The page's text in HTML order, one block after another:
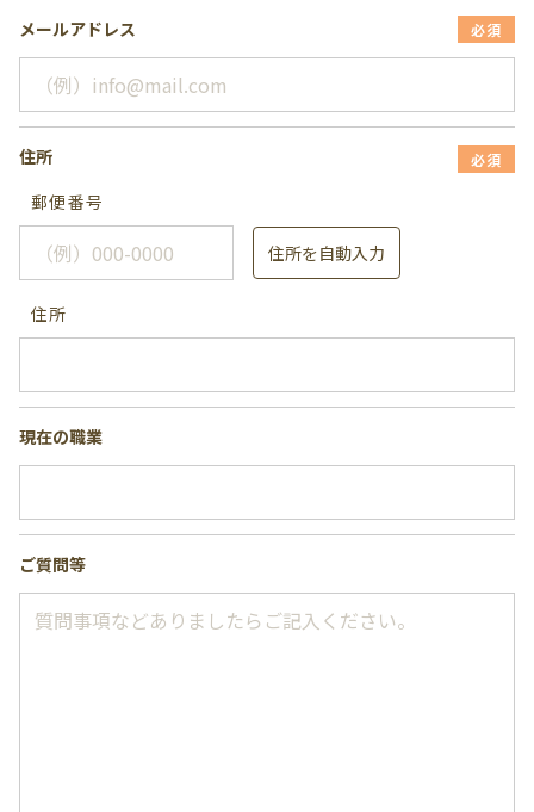
メールアドレス 必須
住所 必須
郵便番号
住所を自動入力
住所
現在の職業
ご質問等